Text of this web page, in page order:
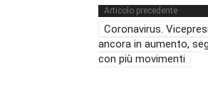
Articolo precedente
Coronavirus.
ancora in aumento,
con più movimenti